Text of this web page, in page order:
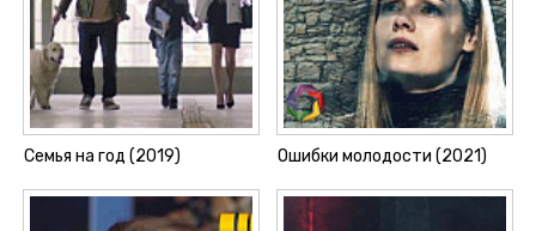
Семья на год (2019) Ошибки молодости (2021)